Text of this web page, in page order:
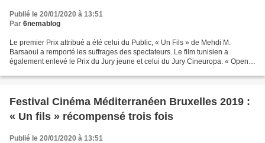
Publié le 20/01/2020 à 13:51
Par 6nemablog
Le premier Prix attribué a été celui du Public, « Un Fils » de Mehdi M.
Barsaoui a remporté les suffrages des spectateurs. Le film tunisien a
également enlevé le Prix du Jury jeune et celui du Jury Cineuropa. « Open
Festival Cinéma Méditerranéen Bruxelles 2019 :
« Un fils » récompensé trois fois
Publié le 20/01/2020 à 13:51